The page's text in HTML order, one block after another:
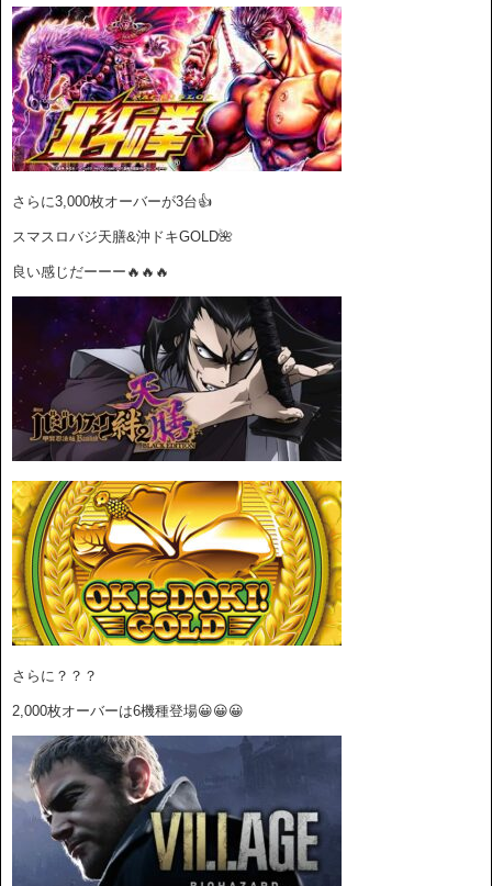
さらに3,000枚オーバーが3台👍
スマスロバジ天膳&沖ドキGOLD🌺
良い感じだーーー🔥🔥🔥
さらに？？？
2,000枚オーバーは6機種登場😀😀😀